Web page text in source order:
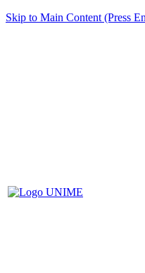
Skip to Main Content (Press